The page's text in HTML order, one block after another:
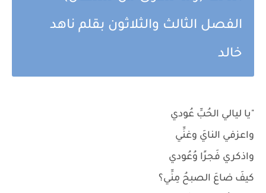
الفصل الثالث والثلاثون بقلم ناهد
خالد
"يا ليالي الحُبِّ عُودي
واعزفي النايَ وغنِّي
واذكري فَجرًا وُعُودي
كيفَ ضاعَ الصبحُ مِنِّي؟